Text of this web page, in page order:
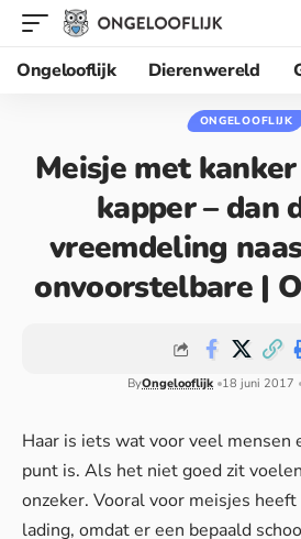
Ongelooflijk
Dierenwereld
ONGELOOFLIJK
Meisje met
kapper – dan
vreemdeling
onvoorstelbare |
ByOngelooflijk 18 juni 2017
Haar is iets wat voor veel mensen
punt is. Als het niet goed zit
onzeker. Vooral voor meisjes
lading, omdat er een bepaald